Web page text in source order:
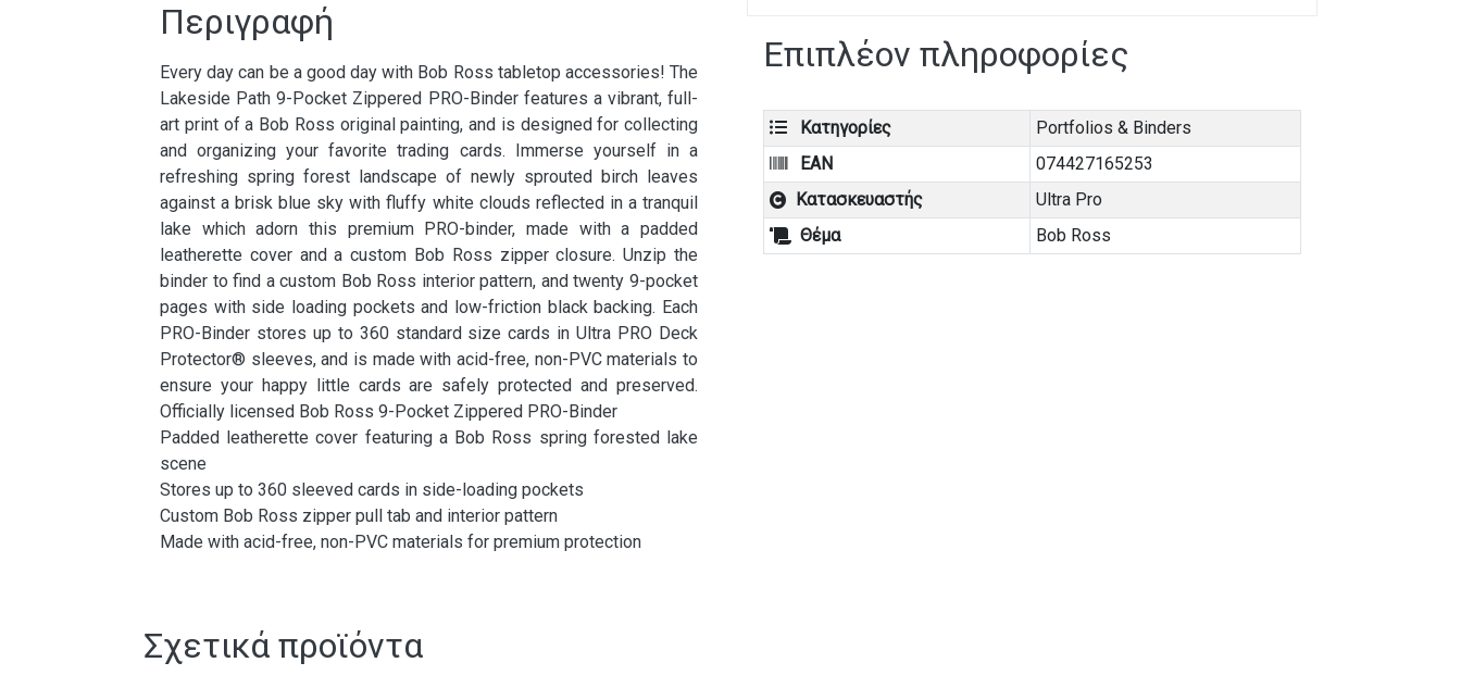
Περιγραφή
Every day can be a good day with Bob Ross tabletop accessories! The
Lakeside Path 9-Pocket Zippered PRO-Binder features a vibrant, full-
art print of a Bob Ross original painting, and is designed for collecting
and organizing your favorite trading cards. Immerse yourself in a
refreshing spring forest landscape of newly sprouted birch leaves
against a brisk blue sky with fluffy white clouds reflected in a tranquil
lake which adorn this premium PRO-binder, made with a padded
leatherette cover and a custom Bob Ross zipper closure. Unzip the
binder to find a custom Bob Ross interior pattern, and twenty 9-pocket
pages with side loading pockets and low-friction black backing. Each
PRO-Binder stores up to 360 standard size cards in Ultra PRO Deck
Protector® sleeves, and is made with acid-free, non-PVC materials to
ensure your happy little cards are safely protected and preserved.
Officially licensed Bob Ross 9-Pocket Zippered PRO-Binder
Padded leatherette cover featuring a Bob Ross spring forested lake
scene
Stores up to 360 sleeved cards in side-loading pockets
Custom Bob Ross zipper pull tab and interior pattern
Made with acid-free, non-PVC materials for premium protection
Επιπλέον πληροφορίες
Κατηγορίες
Portfolios & Binders
EAN
074427165253
Κατασκευαστής
Ultra Pro
Θέμα
Bob Ross
Σχετικά προϊόντα